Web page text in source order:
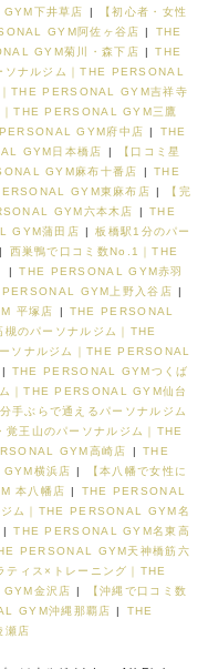
下井草店 |
【初心者・女性
GYM阿佐ヶ谷店 |
THE
GYM菊川・森下店 |
THE
ソナルジム｜THE PERSONAL
THE PERSONAL GYM吉祥寺
｜THE PERSONAL GYM三鷹
GYM府中店 |
THE
GYM日本橋店 |
【口コミ星
GYM麻布十番店
|
THE
GYM東麻布店 |
【完
GYM六本木店
|
THE
GYM蒲田店 |
板橋駅1分のパー
|
西巣鴨で口コミ数No.1｜THE
|
THE PERSONAL GYM赤羽
GYM上野入谷店 |
平塚店
|
THE PERSONAL
槻のパーソナルジム｜THE
ソナルジム｜THE PERSONAL
|
THE PERSONAL GYMつくば
｜THE PERSONAL GYM仙台
手ぶらで通えるパーソナルジム
覚王山のパーソナルジム｜THE
GYM高崎店 |
THE
横浜店 |
【本八幡で女性に
本八幡店 |
THE PERSONAL
ジム｜THE PERSONAL GYM名
|
THE PERSONAL GYM名東高
PERSONAL GYM天神橋筋六
ティス×トレーニング｜THE
金沢店 |
【沖縄で口コミ数
GYM沖縄那覇店 |
THE
瀬店